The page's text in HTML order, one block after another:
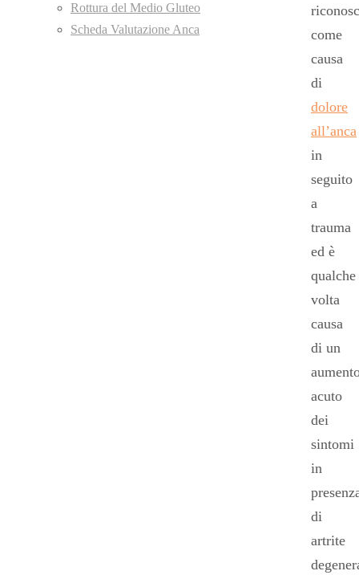
come
causa
di
dolore
all’anca
in
seguito
a
trauma
ed è
qualche
volta
causa
di un
acuto
dei
sintomi
in
di
artrite
Rottura del Medio Gluteo
Scheda Valutazione Anca